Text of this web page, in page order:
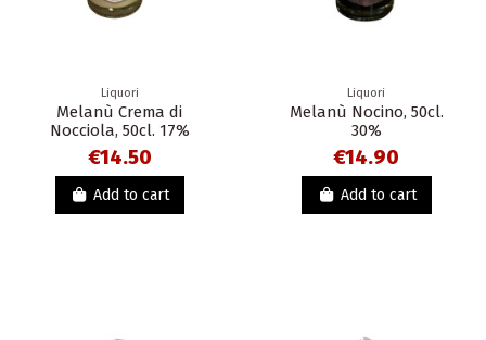
Liquori
Melanù Crema di
Nocciola, 50cl. 17%
€14.50
Add to cart
Liquori
Melanù Nocino, 50cl.
30%
€14.90
Add to cart